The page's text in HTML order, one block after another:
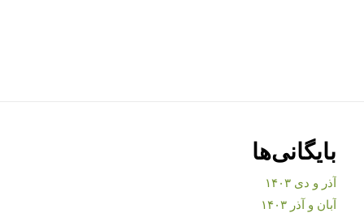
بایگانی‌ها
آذر و دی ۱۴۰۳
آبان و آذر ۱۴۰۳